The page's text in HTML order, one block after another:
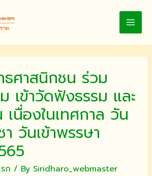
ศาสนิกชน ร่วม
เข้าวัดฟังธรรม และ
เนื่องในเทศกาล วัน
วันเข้าพรรษา
ก / By Siridharo_webmaster